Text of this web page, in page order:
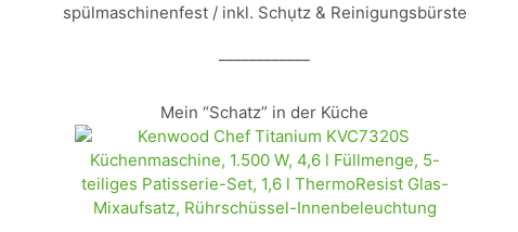
spülmaschinenfest / inkl. Schụtz & Reinigungsbürste
Mein “Schatz” in der Küche